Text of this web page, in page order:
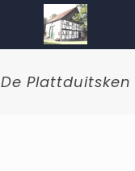
De Plattduitsken